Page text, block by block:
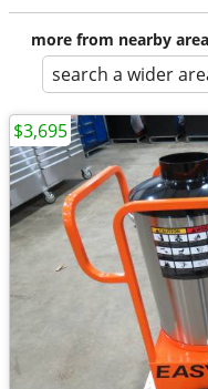
more from nearby
search a wider
$3,695